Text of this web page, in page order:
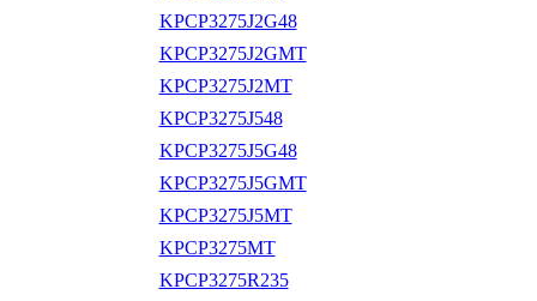
KPCP3275J2G48
KPCP3275J2GMT
KPCP3275J2MT
KPCP3275J548
KPCP3275J5G48
KPCP3275J5GMT
KPCP3275J5MT
KPCP3275MT
KPCP3275R235